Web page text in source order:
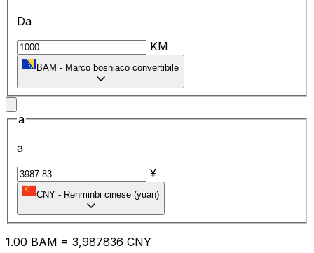
Da
KM
BAM - Marco bosniaco convertibile
a
a
¥
CNY - Renminbi cinese (yuan)
1.00 BAM = 3,987836 CNY